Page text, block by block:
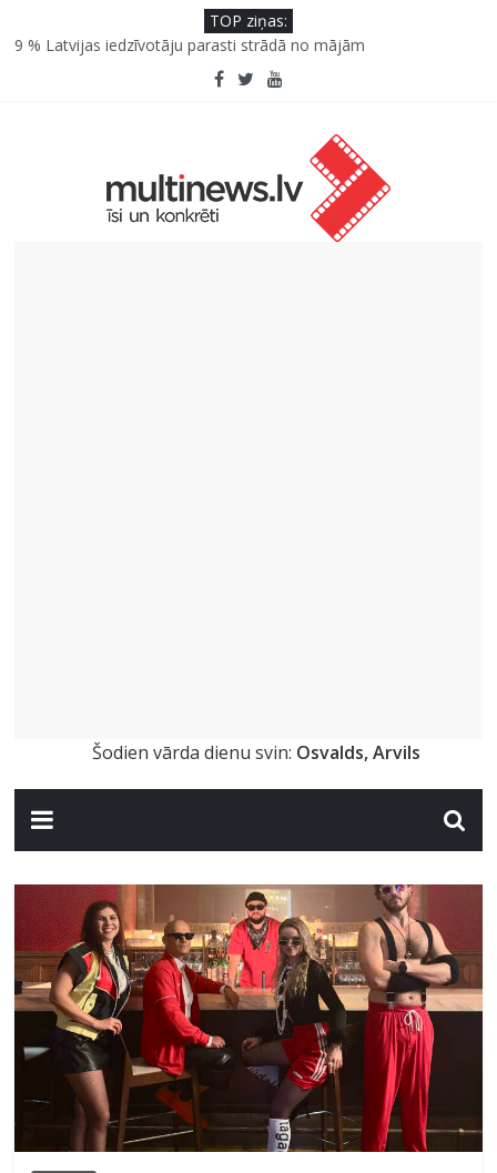
TOP ziņas:
SPF rokasgrāmata ikdienai un atvaļinājumu laikam – konsultē
9 % Latvijas iedzīvotāju parasti strādā no mājām
Kāpēc padomju militāro mantojumu ir svarīgi izprast arī šodien
un kā to palīdz paveikt papildinātā realitāte
Kad bērns atsakās no dārzeņiem: padomi un receptes, kas var
Šodien vārda dienu svin: Osvalds, Arvils